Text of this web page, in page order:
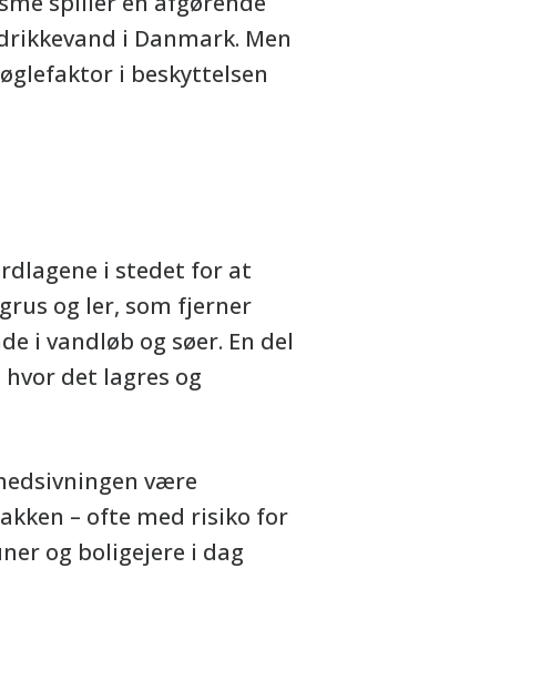
i Danmark. Men
i beskyttelsen
i stedet for at
og ler, som fjerner
i vandløb og søer. En del
det lagres og
være
– ofte med risiko for
og boligejere i dag